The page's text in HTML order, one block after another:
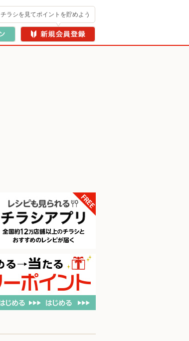
チラシを見てポイントを貯めよう